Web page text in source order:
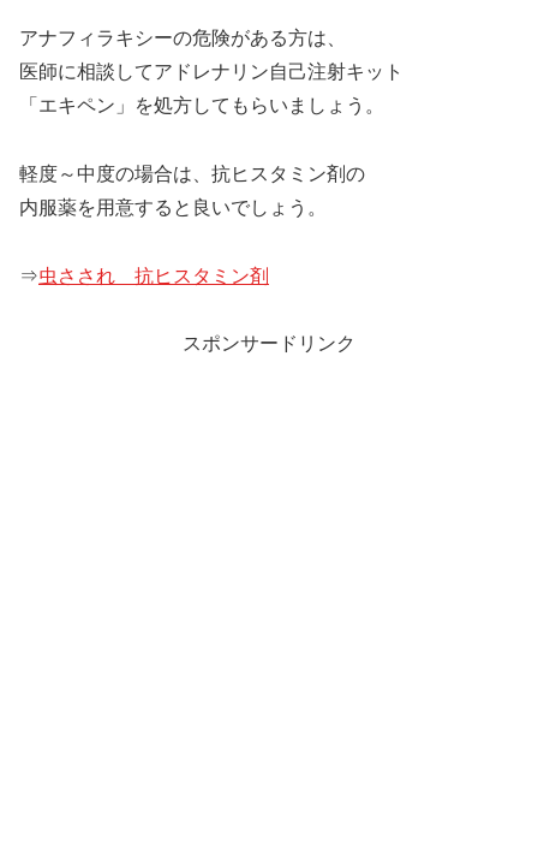
アナフィラキシーの危険がある方は、
医師に相談してアドレナリン自己注射キット
「エキペン」を処方してもらいましょう。
軽度～中度の場合は、抗ヒスタミン剤の
内服薬を用意すると良いでしょう。
⇒虫さされ 抗ヒスタミン剤
スポンサードリンク